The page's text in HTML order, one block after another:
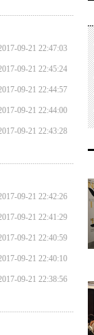
09-21 22:47:03
09-21 22:45:24
09-21 22:44:57
09-21 22:44:00
09-21 22:43:28
09-21 22:42:26
09-21 22:41:29
09-21 22:40:59
09-21 22:40:10
09-21 22:38:56